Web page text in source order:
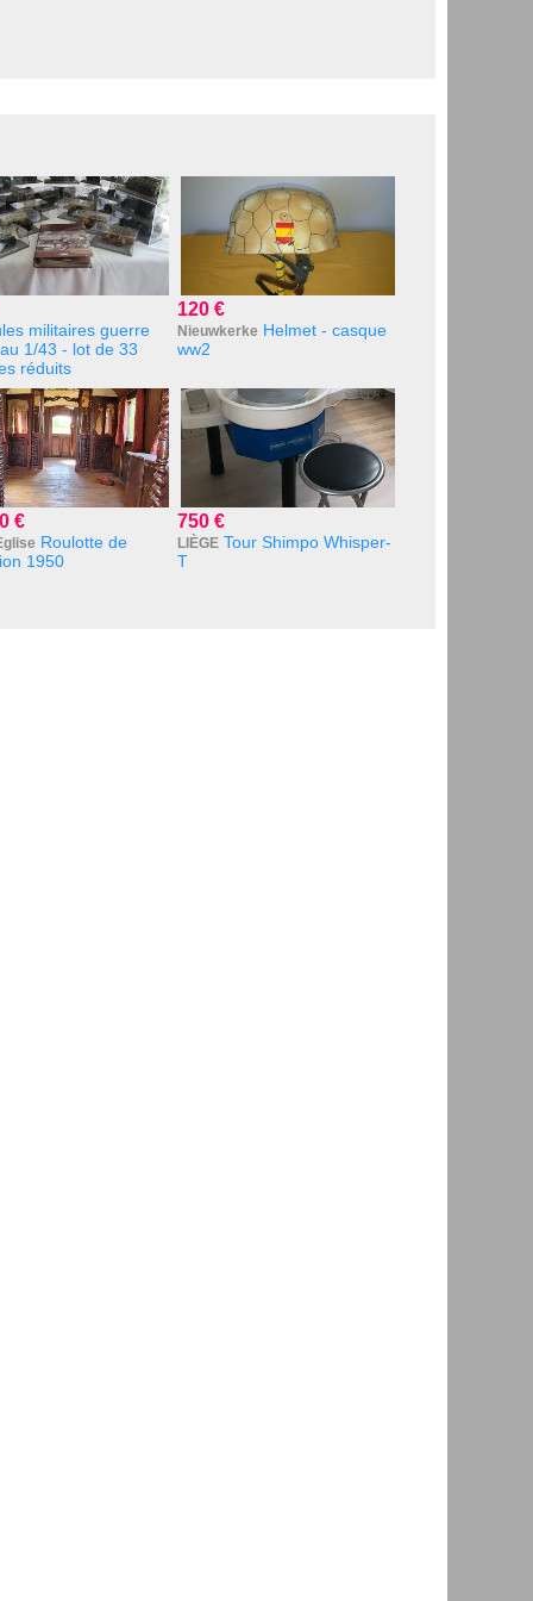
militaires guerre
1/43 - lot de 33
réduits
120 €
Nieuwkerke Helmet - casque
ww2
€
Roulotte de
1950
750 €
LIÈGE Tour Shimpo Whisper-
T